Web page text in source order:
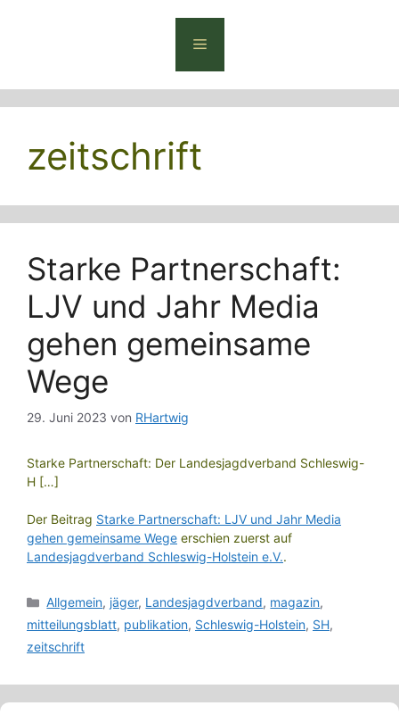
Menü
zeitschrift
Starke Partnerschaft:
LJV und Jahr Media
gehen gemeinsame
Wege
29. Juni 2023 von RHartwig
Starke Partnerschaft: Der Landesjagdverband Schleswig-
H […]
Der Beitrag Starke Partnerschaft: LJV und Jahr Media
gehen gemeinsame Wege erschien zuerst auf
Landesjagdverband Schleswig-Holstein e.V..
Kategorien
Allgemein, jäger, Landesjagdverband, magazin,
mitteilungsblatt, publikation, Schleswig-Holstein, SH,
zeitschrift